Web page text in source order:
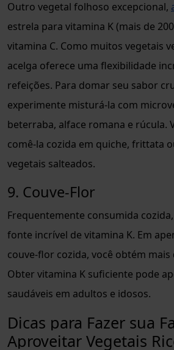
Outro vegetal folhoso excepcional,
estrela para vitamina K (mais de
vitamina C. Como muitos vegetais
acelga oferece uma flexibilidade
refeições. Para domar seu sabor
experimente misturá-la com
beterraba, alface romana e rúcula.
comê-la cozida em quiche, frittata
vegetais salteados.
9. Couve-Flor
Frequentemente consumida cozida,
fonte incrível de vitamina K. Em
couve-flor cozida, você obtém mais
Obter vitamina K suficiente pode
saudáveis em adultos e idosos.
Dicas para Fazer sua
Aproveitar Vegetais